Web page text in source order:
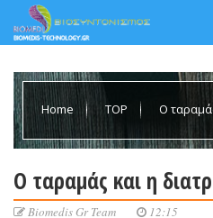
Home TOP Ο
Ο ταραμάς και η
Biomedis Gr Team 12:15